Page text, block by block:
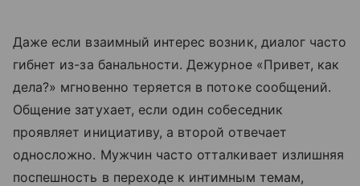
Даже если взаимный интерес возник, диалог часто
гибнет из-за банальности. Дежурное «Привет, как
дела?» мгновенно теряется в потоке сообщений.
Общение затухает, если один собеседник
проявляет инициативу, а второй отвечает
односложно. Мужчин часто отталкивает излишняя
поспешность в переходе к интимным темам,